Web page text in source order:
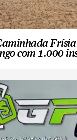
Frísia
com 1.000